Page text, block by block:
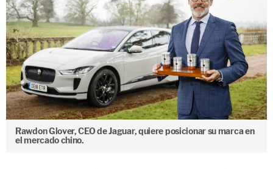
Rawdon Glover, CEO de Jaguar, quiere posicionar su marca en
el mercado chino.